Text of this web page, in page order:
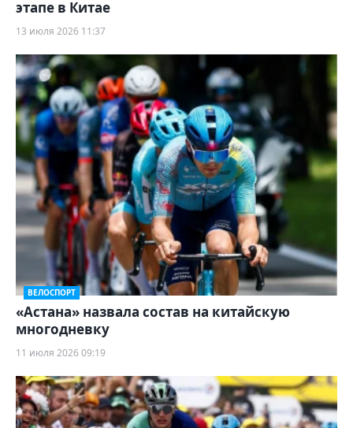
этапе в Китае
13 июля 2026 11:37
ВЕЛОСПОРТ
«Астана» назвала состав на китайскую
многодневку
11 июля 2026 09:19